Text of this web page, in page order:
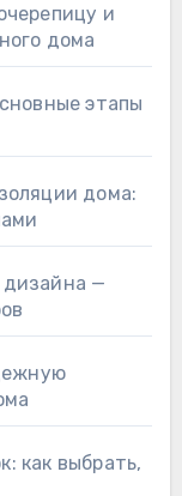
и
дома
этапы
дома:
—
как выбрать,